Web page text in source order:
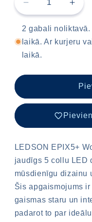
Samazināt
LEDSON
Epix5+
Vilkurīga
30W
Darba
lukturis
2 gabali
laikā. Ar kurjeru
laikā.
LEDSON EPIX5+
jaudīgs 5 collu LED
mūsdienīgu dizainu
Šis apgaismojums
gaismas staru un
padarot to par